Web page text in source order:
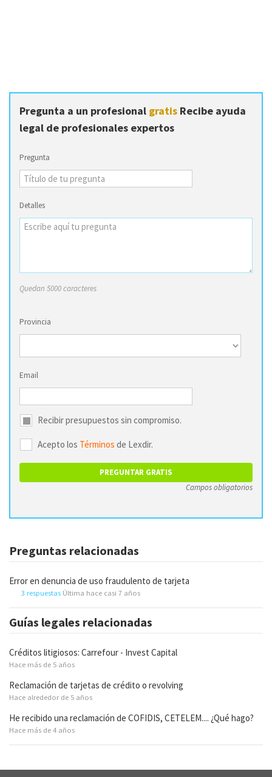
Pregunta a un profesional gratis Recibe ayuda
legal de profesionales expertos
Pregunta
Detalles
Quedan 5000 caracteres
Provincia
Email
Recibir presupuestos sin compromiso.
Acepto los Términos de Lexdir.
Campos obligatorios
Preguntas relacionadas
Error en denuncia de uso fraudulento de tarjeta
3 respuestas Última hace casi 7 años
Guías legales relacionadas
Créditos litigiosos: Carrefour - Invest Capital
Hace más de 5 años
Reclamación de tarjetas de crédito o revolving
Hace alrededor de 5 años
He recibido una reclamación de COFIDIS, CETELEM.... ¿Qué hago?
Hace más de 4 años